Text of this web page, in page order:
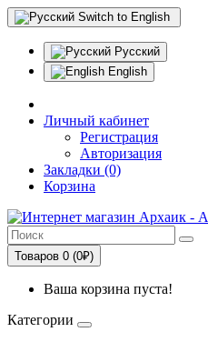
Switch to English
Русский
English
Личный кабинет
Регистрация
Авторизация
Закладки (0)
Корзина
Товаров 0 (0₽)
Ваша корзина пуста!
Категории